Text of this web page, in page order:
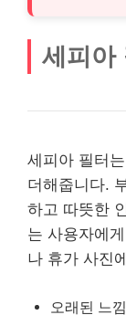
세피아
세피아 필터
더해줍니다.
하고 따뜻한
는 사용자에
나 휴가 사진
오래된 느낌